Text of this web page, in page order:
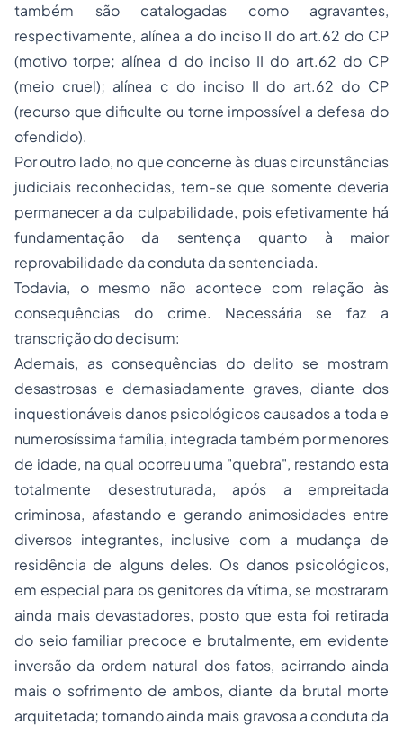
também são catalogadas como agravantes,
respectivamente, alínea a do inciso II do art.62 do CP
(motivo torpe; alínea d do inciso II do art.62 do CP
(meio cruel); alínea c do inciso II do art.62 do CP
(recurso que dificulte ou torne impossível a defesa do
ofendido).
Por outro lado, no que concerne às duas circunstâncias
judiciais reconhecidas, tem-se que somente deveria
permanecer a da culpabilidade, pois efetivamente há
fundamentação da sentença quanto à maior
reprovabilidade da conduta da sentenciada.
Todavia, o mesmo não acontece com relação às
consequências do crime. Necessária se faz a
transcrição dodecisum:
Ademais, as consequências do delito se mostram
desastrosas e demasiadamente graves, diante dos
inquestionáveis danos psicológicos causados a toda e
numerosíssima família, integrada também por menores
de idade, na qual ocorreu uma "quebra", restando esta
totalmente desestruturada, após a empreitada
criminosa, afastando e gerando animosidades entre
diversos integrantes, inclusive com a mudança de
residência de alguns deles. Os danos psicológicos,
em especial para os genitores da vítima, se mostraram
ainda mais devastadores, posto que esta foi retirada
do seio familiar precoce e brutalmente, em evidente
inversão da ordem natural dos fatos, acirrando ainda
mais o sofrimento de ambos, diante da brutal morte
arquitetada; tornando ainda mais gravosa a conduta da